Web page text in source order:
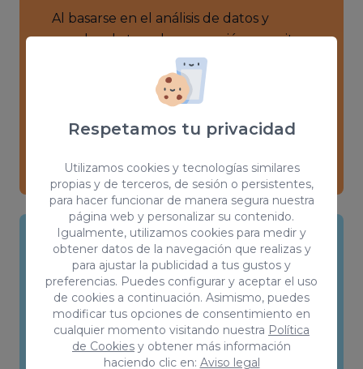
Respetamos tu privacidad
Utilizamos cookies y tecnologías similares
propias y de terceros, de sesión o persistentes,
para hacer funcionar de manera segura nuestra
página web y personalizar su contenido.
Igualmente, utilizamos cookies para medir y
obtener datos de la navegación que realizas y
para ajustar la publicidad a tus gustos y
preferencias. Puedes configurar y aceptar el uso
de cookies a continuación. Asimismo, puedes
modificar tus opciones de consentimiento en
cualquier momento visitando nuestra Política
de Cookies y obtener más información
haciendo clic en: Aviso legal
Al basarse en el análisis de datos y
pruebas, la tasa de conversión permite
tomar decisiones sobre los cambios que
puedes implementar en tu sitio web.
Permitiéndote identificar con precisión
qué elementos están funcionando bien
Mejora de la eficiencia de los
gastos
Al mejorar la tasa de conversión, el CRO
puede ayudar a maximizar la eficiencia
en el gasto de marketing, ya que se